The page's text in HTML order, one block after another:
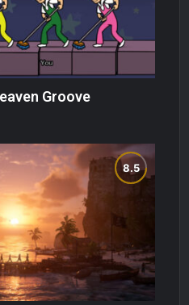
Groove